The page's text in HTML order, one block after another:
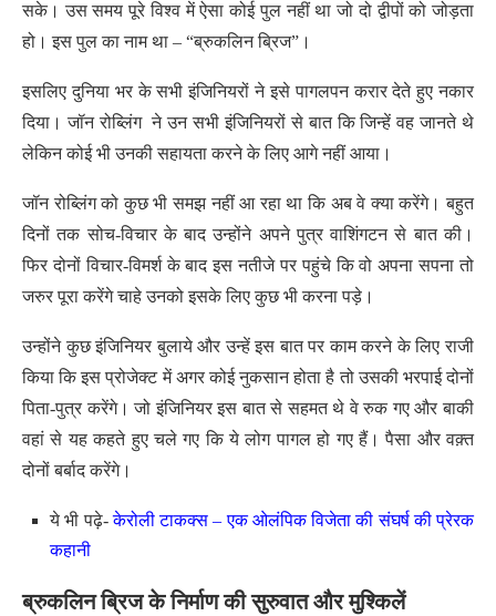
सके। उस समय पूरे विश्व में ऐसा कोई पुल नहीं था जो दो द्वीपों को जोड़ता
हो। इस पुल का नाम था – “ब्रुकलिन ब्रिज”।
इसलिए दुनिया भर के सभी इंजिनियरों ने इसे पागलपन करार देते हुए नकार
दिया। जॉन रोब्लिंग ने उन सभी इंजिनियरों से बात कि जिन्हें वह जानते थे
लेकिन कोई भी उनकी सहायता करने के लिए आगे नहीं आया।
जॉन रोब्लिंग को कुछ भी समझ नहीं आ रहा था कि अब वे क्या करेंगे। बहुत
दिनों तक सोच-विचार के बाद उन्होंने अपने पुत्र वाशिंगटन से बात की।
फिर दोनों विचार-विमर्श के बाद इस नतीजे पर पहुंचे कि वो अपना सपना तो
जरुर पूरा करेंगे चाहे उनको इसके लिए कुछ भी करना पड़े।
उन्होंने कुछ इंजिनियर बुलाये और उन्हें इस बात पर काम करने के लिए राजी
किया कि इस प्रोजेक्ट में अगर कोई नुकसान होता है तो उसकी भरपाई दोनों
पिता-पुत्र करेंगे। जो इंजिनियर इस बात से सहमत थे वे रुक गए और बाकी
वहां से यह कहते हुए चले गए कि ये लोग पागल हो गए हैं। पैसा और वक़्त
दोनों बर्बाद करेंगे।
ये भी पढ़े-केरोली टाकक्स – एक ओलंपिक विजेता की संघर्ष की प्रेरक
कहानी
ब्रुकलिन ब्रिज के निर्माण की सुरुवात और मुश्किलें